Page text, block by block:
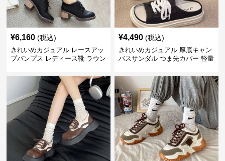
¥6,160 (税込)
きれいめカジュアル レースアッ
プパンプス レディース靴 ラウン
上品 カジュアルシューズ
¥4,490 (税込)
きれいめカジュアル 厚底キャン
バスサンダル つま先カバー 軽量
アルシューズ